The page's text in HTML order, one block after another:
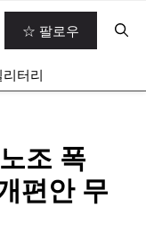
☆ 팔로우
리터리
조 폭
편안 무